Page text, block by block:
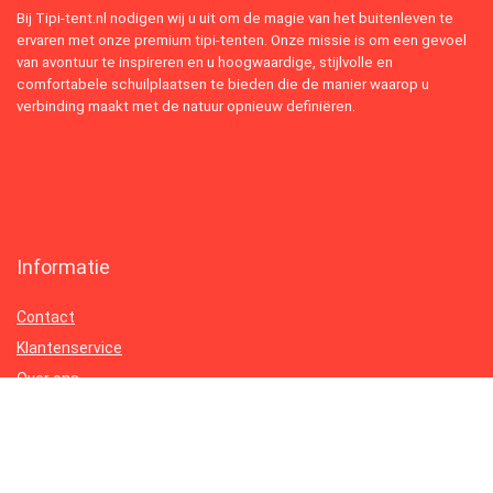
Bij Tipi-tent.nl nodigen wij u uit om de magie van het buitenleven te
ervaren met onze premium tipi-tenten. Onze missie is om een gevoel
van avontuur te inspireren en u hoogwaardige, stijlvolle en
comfortabele schuilplaatsen te bieden die de manier waarop u
verbinding maakt met de natuur opnieuw definiëren.
Informatie
Contact
Klantenservice
Over ons